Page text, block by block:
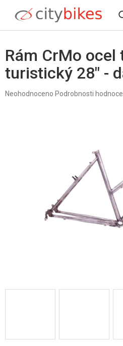
obsah
Rám CrMo
turistický 28" -
Průměrné
Neohodnoceno Podrobnosti